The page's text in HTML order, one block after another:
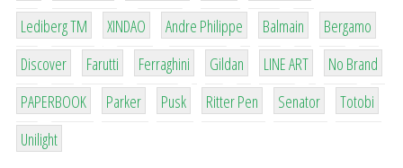
3
Lediberg ТМ
3
XINDAO
1
Andre Philippe
4
Balmain
26
Bergamo
64
Discover
299
Farutti
4
Ferraghini
42
Gildan
4
LINE ART
90
No Brand
8
PAPERBOOK
6
Parker
2
Pusk
22
Ritter Pen
15
Senator
43
Totobi
1
Unilight